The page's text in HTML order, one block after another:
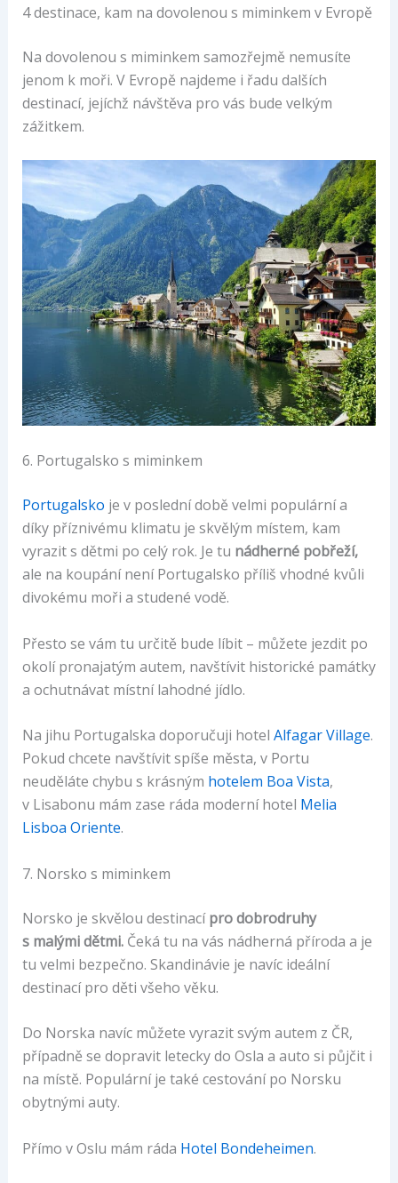
4 destinace, kam na dovolenou s miminkem v Evropě
Na dovolenou s miminkem samozřejmě nemusíte
jenom k moři. V Evropě najdeme i řadu dalších
destinací, jejíchž návštěva pro vás bude velkým
zážitkem.
6. Portugalsko s miminkem
Portugalsko je v poslední době velmi populární a
díky příznivému klimatu je skvělým místem, kam
vyrazit s dětmi po celý rok. Je tu nádherné pobřeží,
ale na koupání není Portugalsko příliš vhodné kvůli
divokému moři a studené vodě.
Přesto se vám tu určitě bude líbit – můžete jezdit po
okolí pronajatým autem, navštívit historické památky
a ochutnávat místní lahodné jídlo.
Na jihu Portugalska doporučuji hotel Alfagar Village.
Pokud chcete navštívit spíše města, v Portu
neuděláte chybu s krásným hotelem Boa Vista,
v Lisabonu mám zase ráda moderní hotel Melia
Lisboa Oriente.
7. Norsko s miminkem
Norsko je skvělou destinacípro dobrodruhy
s malými dětmi.Čeká tu na vás nádherná příroda a je
tu velmi bezpečno. Skandinávie je navíc ideální
destinací pro děti všeho věku.
Do Norska navíc můžete vyrazit svým autem z ČR,
případně se dopravit letecky do Osla a auto si půjčit i
na místě. Populární je také cestování po Norsku
obytnými auty.
Přímo v Oslu mám ráda Hotel Bondeheimen.